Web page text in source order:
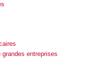
entreprises